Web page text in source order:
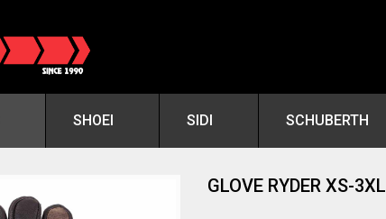
SHOEI SIDI SCHUBERTH
GLOVE RYDER XS-3XL